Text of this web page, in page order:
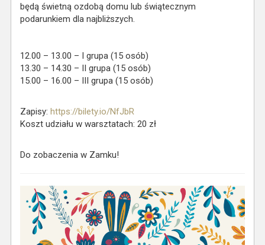
będą świetną ozdobą domu lub świątecznym
podarunkiem dla najbliższych.
12.00 – 13.00 – I grupa (15 osób)
13.30 – 14.30 – II grupa (15 osób)
15.00 – 16.00 – III grupa (15 osób)
Zapisy: https://bilety.io/NfJbR
Koszt udziału w warsztatach: 20 zł
Do zobaczenia w Zamku!